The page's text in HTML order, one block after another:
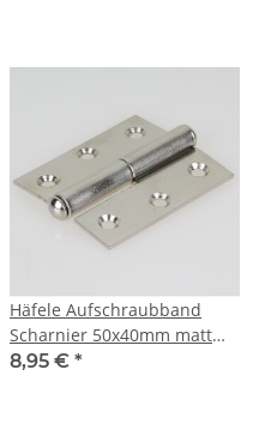
Häfele Aufschraubband
Scharnier 50x40mm matt
vernickelt Anschlag rechts
8,95 € *